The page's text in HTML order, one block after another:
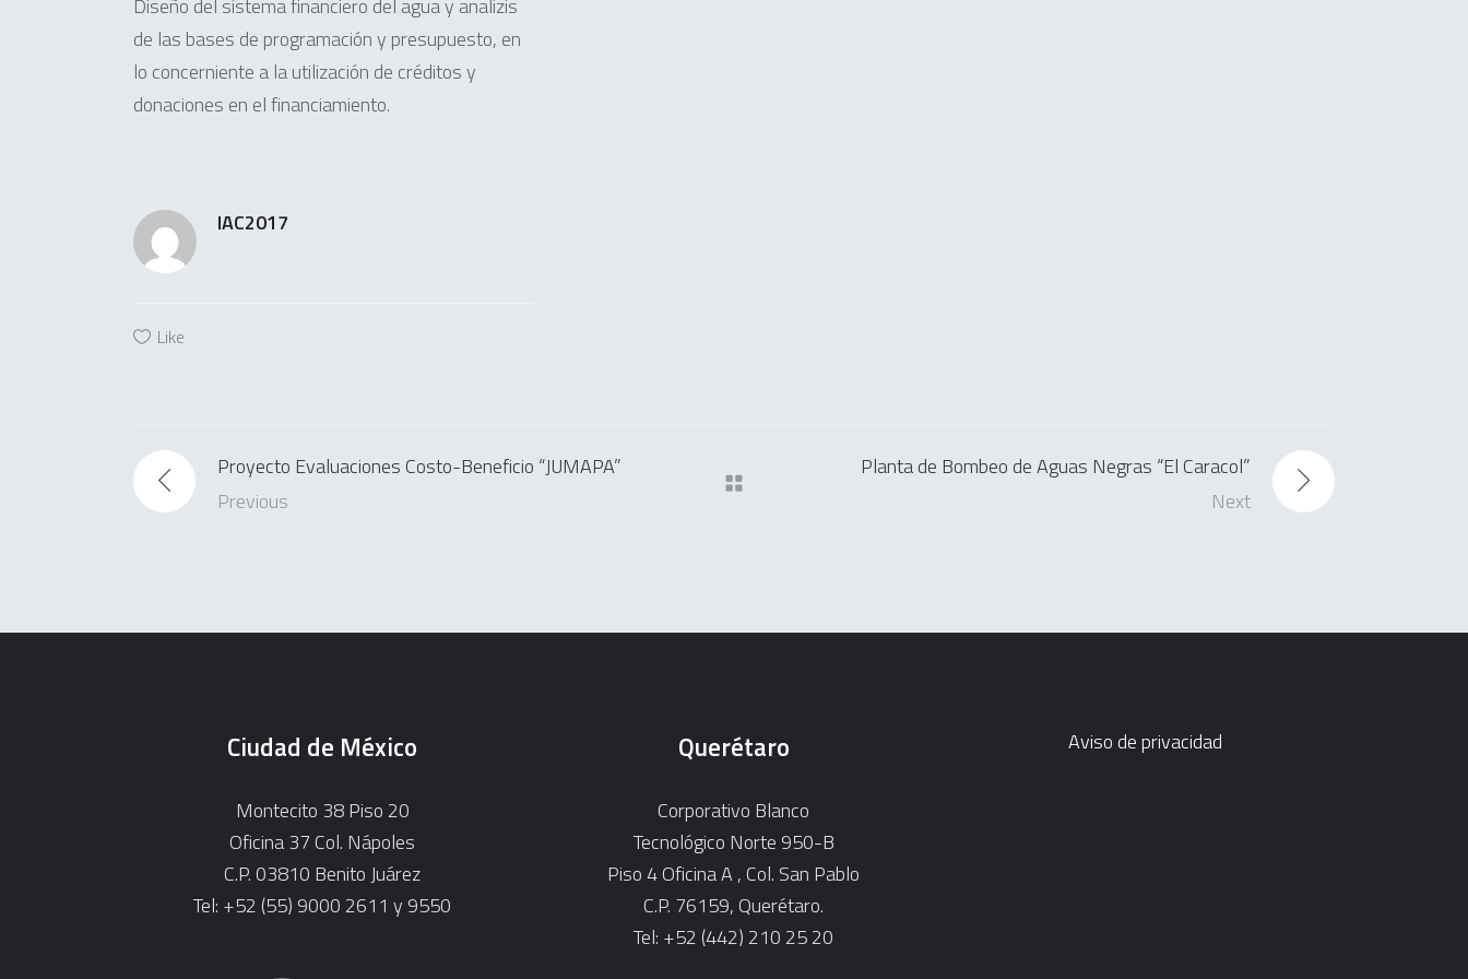
Diseño del sistema financiero del agua y analizis
de las bases de programación y presupuesto, en
lo concerniente a la utilización de créditos y
donaciones en el financiamiento.
IAC2017
Like
Proyecto Evaluaciones Costo-Beneficio “JUMAPA”
Previous
Planta de Bombeo de Aguas Negras “El Caracol”
Next
Ciudad de México
Montecito 38 Piso 20
Oficina 37 Col. Nápoles
C.P. 03810 Benito Juárez
Tel: +52 (55) 9000 2611 y 9550
Querétaro
Corporativo Blanco
Tecnológico Norte 950-B
Piso 4 Oficina A , Col. San Pablo
C.P. 76159, Querétaro.
Tel: +52 (442) 210 25 20
Aviso de privacidad